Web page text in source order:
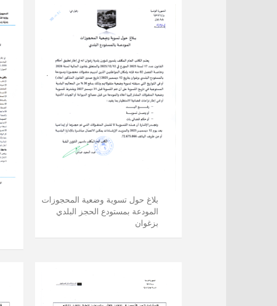
بلاغ حول تسوية وضعية المحجوزات
المودعة بمستودع الحجز البلدي
بزغوان